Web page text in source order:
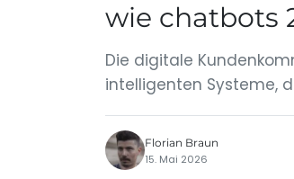
wie chatbots
Die digitale
intelligenten Systeme,
Florian Braun
15. Mai 2026